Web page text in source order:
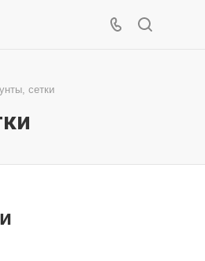
сетки